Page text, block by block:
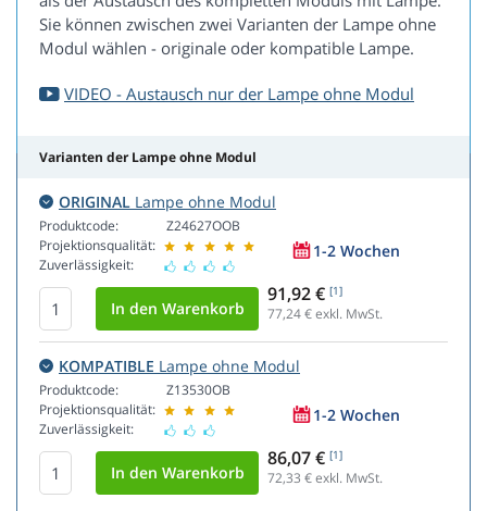
Sie können zwischen zwei Varianten der Lampe ohne
Modul wählen - originale oder kompatible Lampe.
VIDEO - Austausch nur der Lampe ohne Modul
Varianten der Lampe ohne Modul
ORIGINAL Lampe ohne Modul
Produktcode:
Projektionsqualität:
Zuverlässigkeit:
Z24627OOB
1-2 Wochen
91,92 € [1]
77,24€ exkl. MwSt.
KOMPATIBLE Lampe ohne Modul
Produktcode:
Projektionsqualität:
Zuverlässigkeit:
Z13530OB
1-2 Wochen
86,07 € [1]
72,33 € exkl. MwSt.